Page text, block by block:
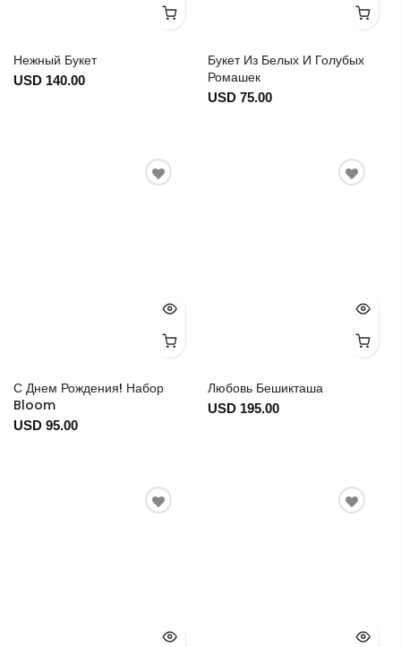
Нежный Букет
USD 140.00
Букет Из Белых И Голубых
Ромашек
USD 75.00
С Днем Рождения! Набор
Bloom
USD 95.00
Любовь Бешикташа
USD 195.00